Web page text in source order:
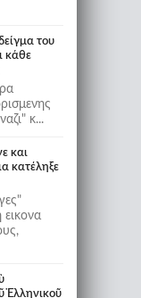
του
κάθε
κ...
και
κατέληξε
Ἑλληνικοῦ